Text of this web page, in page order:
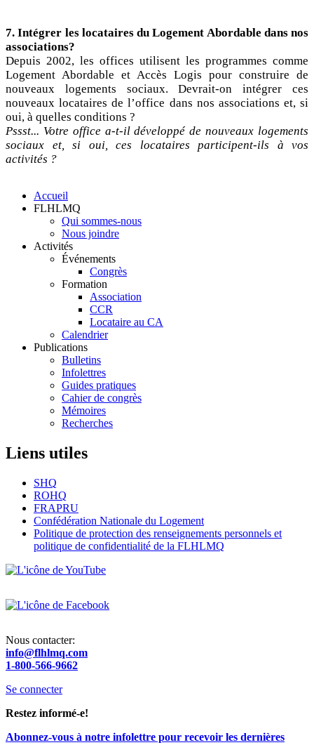
7. Intégrer les locataires du Logement Abordable dans nos
associations?
Depuis 2002, les offices utilisent les programmes comme
Logement Abordable et Accès Logis pour construire de
nouveaux logements sociaux. Devrait-on intégrer ces
nouveaux locataires de l’office dans nos associations et, si
oui, à quelles conditions ?
Pssst... Votre office a-t-il développé de nouveaux logements
sociaux et, si oui, ces locataires participent-ils à vos
activités ?
Navigation
principale
Accueil
FLHLMQ
Qui sommes-nous
Nous joindre
Activités
Événements
Congrès
Formation
Association
CCR
Locataire au CA
Calendrier
Publications
Bulletins
Infolettres
Guides pratiques
Cahier de congrès
Mémoires
Recherches
Liens utiles
SHQ
ROHQ
FRAPRU
Confédération Nationale du Logement
Politique de protection des renseignements personnels et
politique de confidentialité de la FLHLMQ
Nous contacter:
info@flhlmq.com
1-800-566-9662
Menu
Se connecter
Restez informé-e!
Abonnez-vous à notre infolettre pour recevoir les dernières